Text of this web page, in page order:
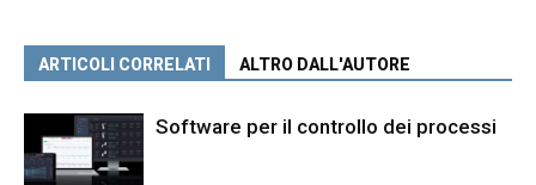
ARTICOLI CORRELATI ALTRO DALL'AUTORE
Software per il controllo dei processi